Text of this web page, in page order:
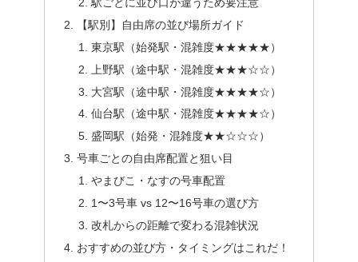
【駅別】自由席の並び場所ガイド
東京駅（始発駅・混雑度★★★★★）
上野駅（途中駅・混雑度★★★☆☆）
大宮駅（途中駅・混雑度★★★★☆）
仙台駅（途中駅・混雑度★★★★☆）
盛岡駅（始発・混雑度★★☆☆☆）
号車ごとの自由席配置と狙い目
やまびこ・なすの号車配置
1〜3号車 vs 12〜16号車の選び方
改札からの距離で変わる混雑状況
おすすめの並び方・タイミングはこれだ！